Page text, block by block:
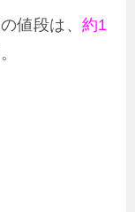
値段は、 約1